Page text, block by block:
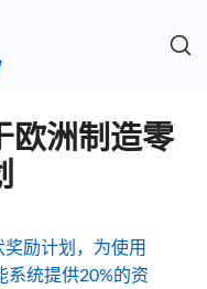
欧洲制造零
励计划，为使用
系统提供20%的资